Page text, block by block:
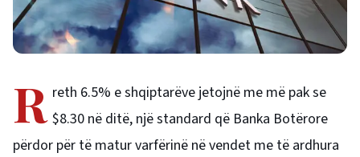
R reth 6.5% e shqiptarëve jetojnë me më pak se
$8.30 në ditë, një standard që Banka Botërore
përdor për të matur varfërinë në vendet me të ardhura